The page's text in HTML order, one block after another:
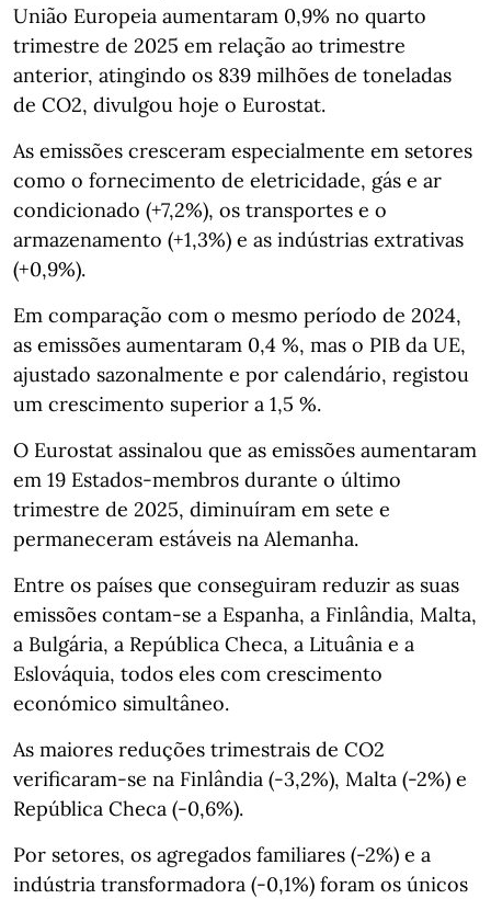
União Europeia aumentaram 0,9% no quarto
trimestre de 2025 em relação ao trimestre
anterior, atingindo os 839 milhões de toneladas
de CO2, divulgou hoje o Eurostat.
As emissões cresceram especialmente em setores
como o fornecimento de eletricidade, gás e ar
condicionado (+7,2%), os transportes e o
armazenamento (+1,3%) e as indústrias extrativas
(+0,9%).
Em comparação com o mesmo período de 2024,
as emissões aumentaram 0,4 %, mas o PIB da UE,
ajustado sazonalmente e por calendário, registou
um crescimento superior a 1,5 %.
O Eurostat assinalou que as emissões aumentaram
em 19 Estados-membros durante o último
trimestre de 2025, diminuíram em sete e
permaneceram estáveis na Alemanha.
Entre os países que conseguiram reduzir as suas
emissões contam-se a Espanha, a Finlândia, Malta,
a Bulgária, a República Checa, a Lituânia e a
Eslováquia, todos eles com crescimento
económico simultâneo.
As maiores reduções trimestrais de CO2
verificaram-se na Finlândia (-3,2%), Malta (-2%) e
República Checa (-0,6%).
Por setores, os agregados familiares (-2%) e a
indústria transformadora (-0,1%) foram os únicos